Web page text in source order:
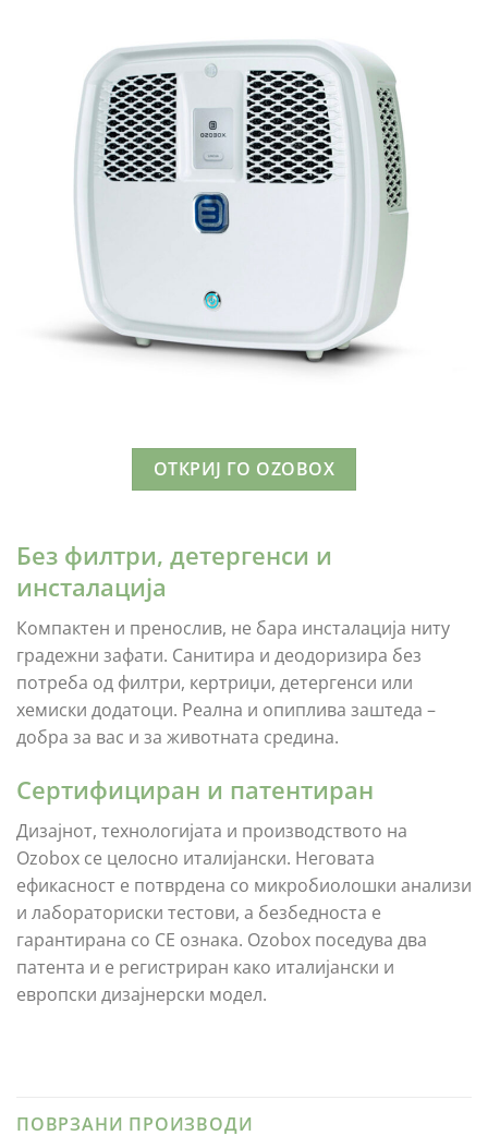
ОТКРИЈ ГО OZOBOX
Без филтри, детергенси и
инсталација
Компактен и пренослив, не бара инсталација ниту
градежни зафати. Санитира и деодоризира без
потреба од филтри, кертриџи, детергенси или
хемиски додатоци. Реална и опиплива заштеда –
добра за вас и за животната средина.
Сертифициран и патентиран
Дизајнот, технологијата и производството на
Ozobox се целосно италијански. Неговата
ефикасност е потврдена со микробиолошки анализи
и лабораториски тестови, а безбедноста е
гарантирана со CE ознака. Ozobox поседува два
патента и е регистриран како италијански и
европски дизајнерски модел.
ПОВРЗАНИ ПРОИЗВОДИ